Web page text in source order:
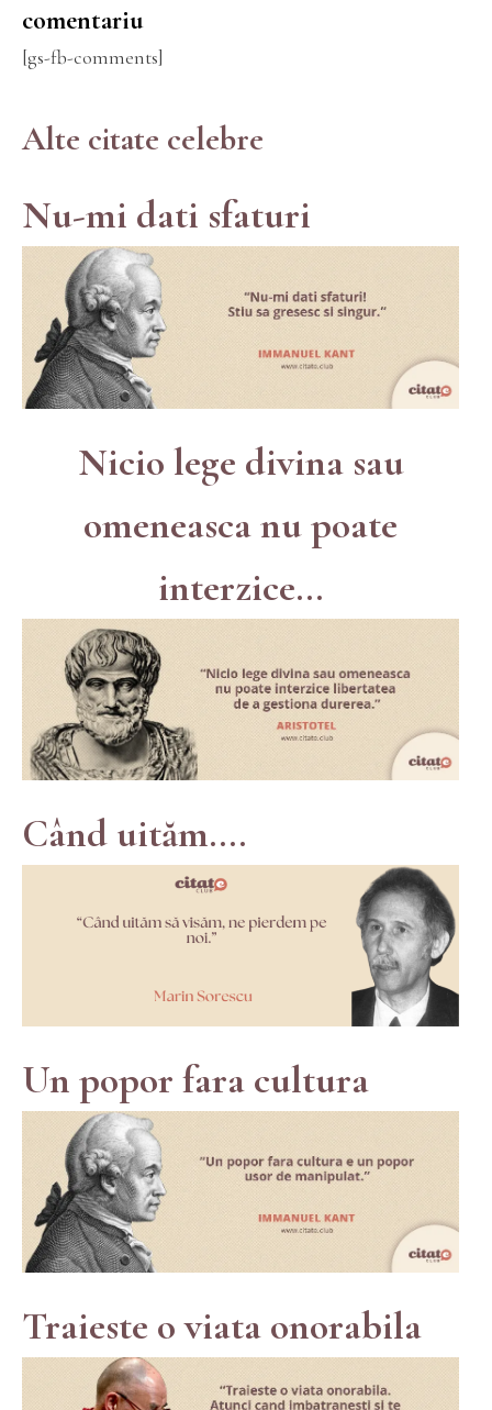
comentariu
[gs-fb-comments]
Alte citate celebre
Nu-mi dati sfaturi
Nicio lege divina sau
omeneasca nu poate
interzice...
Când uităm....
Un popor fara cultura
Traieste o viata onorabila